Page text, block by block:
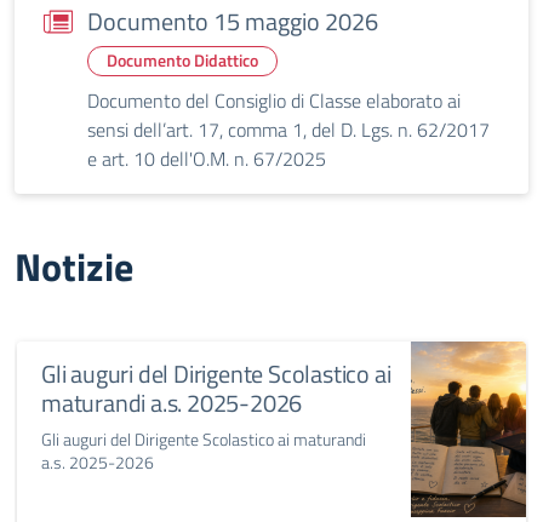
Documento 15 maggio 2026
Documento Didattico
Documento del Consiglio di Classe elaborato ai
sensi dell’art. 17, comma 1, del D. Lgs. n. 62/2017
e art. 10 dell'O.M. n. 67/2025
Notizie
Gli auguri del Dirigente Scolastico ai
maturandi a.s. 2025-2026
Gli auguri del Dirigente Scolastico ai maturandi
a.s. 2025-2026